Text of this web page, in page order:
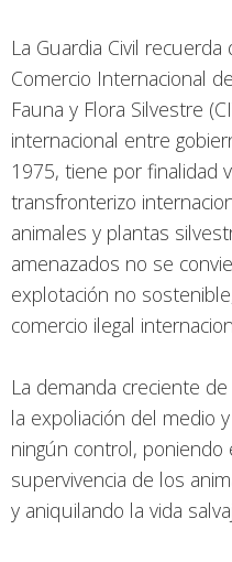
La Guardia Civil
Comercio Internacional
Fauna y Flora Silvestre
internacional entre
1975, tiene por finalidad
transfronterizo
animales y plantas
amenazados no se
explotación no
comercio ilegal
La demanda creciente
la expoliación del medio
ningún control, poniendo
supervivencia de los
y aniquilando la vida